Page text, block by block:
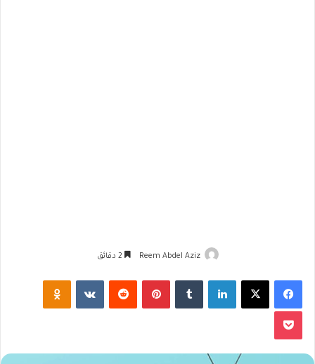
Reem Abdel Aziz
فيسبوك لينكدإن بينتيريست